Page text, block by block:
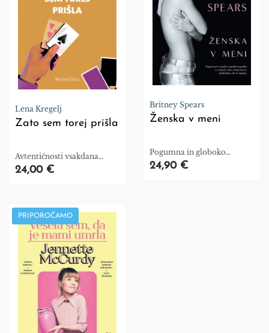
Lena Kregelj
Zato sem torej prišla
Avtentičnosti vsakdana
preprostega človeka.
24,00 €
Britney Spears
Ženska v meni
Pogumna in globoko
ganljiva pripoved o svobodi,
24,90 €
PRIPOROČAMO